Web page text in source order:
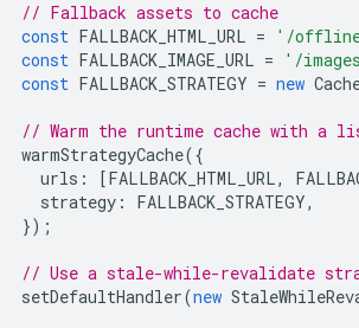
// Fallback assets to cache
const FALLBACK_HTML_URL = '/
const FALLBACK_IMAGE_URL = '/
const FALLBACK_STRATEGY = new
// Warm the runtime cache with a
warmStrategyCache({
urls : [FALLBACK_HTML_URL,
strategy : FALLBACK_STRATEGY,
});
// Use a stale-while-revalidate
setDefaultHandler(new